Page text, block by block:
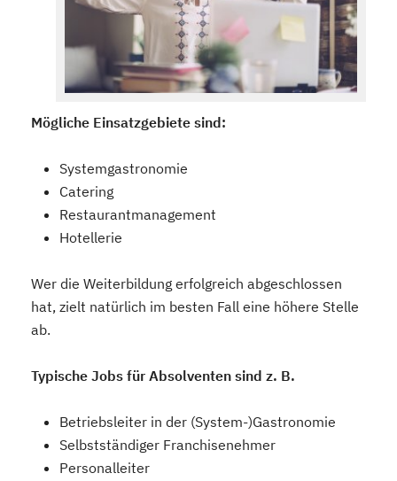
Mögliche Einsatzgebiete sind:
Systemgastronomie
Catering
Restaurantmanagement
Hotellerie
Wer die Weiterbildung erfolgreich abgeschlossen
hat, zielt natürlich im besten Fall eine höhere Stelle
ab.
Typische Jobs für Absolventen sind z. B.
Betriebsleiter in der (System-)Gastronomie
Selbstständiger Franchisenehmer
Personalleiter